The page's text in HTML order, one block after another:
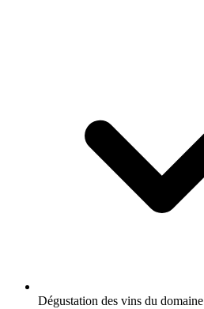
Dégustation des vins du domaine